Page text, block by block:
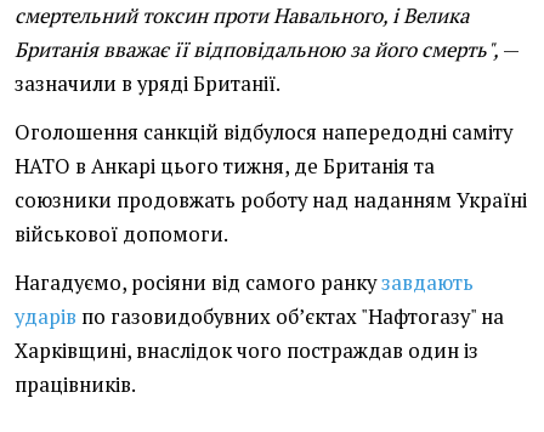
смертельний токсин проти Навального, і Велика
Британія вважає її відповідальною за його смерть", —
зазначили в уряді Британії.
Оголошення санкцій відбулося напередодні саміту
НАТО в Анкарі цього тижня, де Британія та
союзники продовжать роботу над наданням Україні
військової допомоги.
Нагадуємо, росіяни від самого ранкузавдають
ударів по газовидобувних об’єктах "Нафтогазу" на
Харківщині, внаслідок чого постраждав один із
працівників.